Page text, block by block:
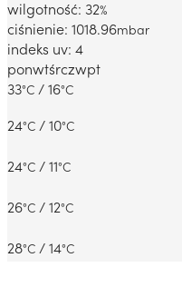
wilgotność: 32%
ciśnienie: 1018.96mbar
indeks uv: 4
ponwtśrczwpt
33°C / 16°C
24°C / 10°C
24°C / 11°C
26°C / 12°C
28°C / 14°C